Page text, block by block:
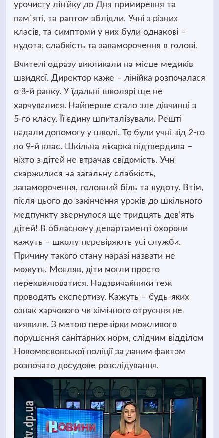
урочисту лінійку до Дня примирення та
пам`яті, та раптом зблідли. Учні з різних
класів, та симптоми у них були однакові –
нудота, слабкість та запаморочення в голові.
Вчителі одразу викликали на місце медиків
швидкої. Директор каже – лінійка розпочалася
о 8-й ранку. У їдальні школярі ще не
харчувалися. Найперше стало зле дівчинці з
5-го класу. Її єдину шпиталізували. Решті
надали допомогу у школі. То були учні від 2-го
по 9-й клас. Шкільна лікарка підтвердила –
ніхто з дітей не втрачав свідомість. Учні
скаржилися на загальну слабкість,
запаморочення, головний біль та нудоту. Втім,
після цього до закінчення уроків до шкільного
медпункту звернулося ще тридцять дев’ять
дітей! В обласному департаменті охорони
кажуть – школу перевіряють усі служби.
Причину такого стану наразі назвати не
можуть. Мовляв, діти могли просто
перехвилюватися. Надзвичайники теж
проводять експертизу. Кажуть – будь-яких
ознак харчового чи хімічного отруєння не
виявили. З метою перевірки можливого
порушення санітарних норм, слідчим відділом
Новомосковської поліції за даним фактом
розпочато досудове розслідування.
Відеопрогравач